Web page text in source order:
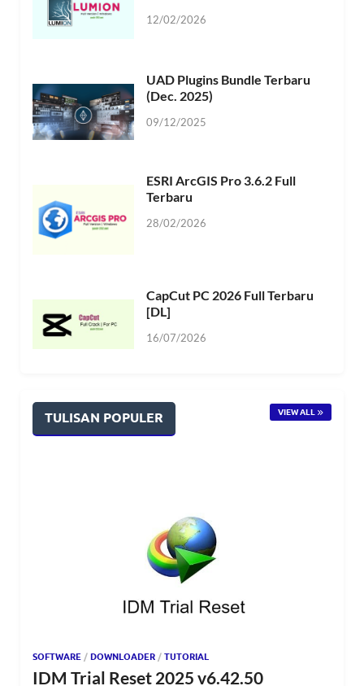
12/02/2026
UAD Plugins Bundle Terbaru
(Dec. 2025)
09/12/2025
ESRI ArcGIS Pro 3.6.2 Full
Terbaru
28/02/2026
CapCut PC 2026 Full Terbaru
[DL]
16/07/2026
TULISAN POPULER VIEW ALL
SOFTWARE / DOWNLOADER / TUTORIAL
IDM Trial Reset 2025 v6.42.50